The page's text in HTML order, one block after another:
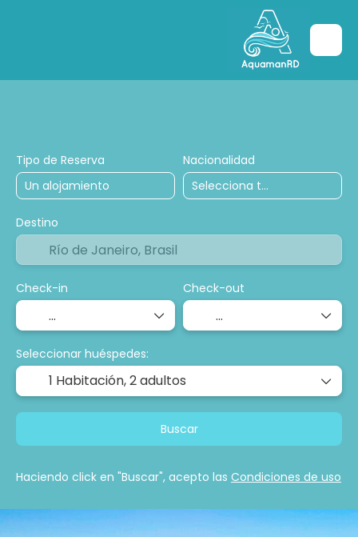
Tipo de Reserva Nacionalidad
Destino
Check-in Check-out
Seleccionar huéspedes:
1 Habitación,2 adultos
Buscar
Haciendo click en "Buscar", acepto las Condiciones de uso